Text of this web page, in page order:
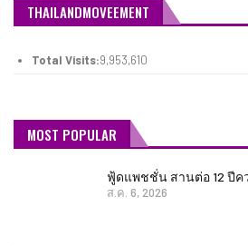
THAILANDMOVEEMENT
Total Visits:9,953,610
MOST POPULAR
ฟู้ดแพชชั่น สานต่อ 12 ปีค
ส.ค. 6, 2026